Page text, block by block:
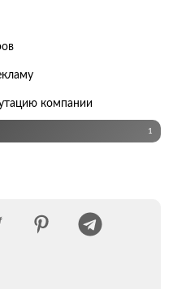
компании
1